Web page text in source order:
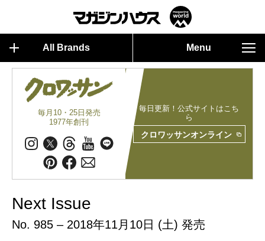
All Brands Menu
毎月10・25日発売
1977年創刊
毎日更新！公式サイトはこち
ら
クロワッサンオンライン
Next Issue
No. 985 – 2018年11月10日 (土) 発売